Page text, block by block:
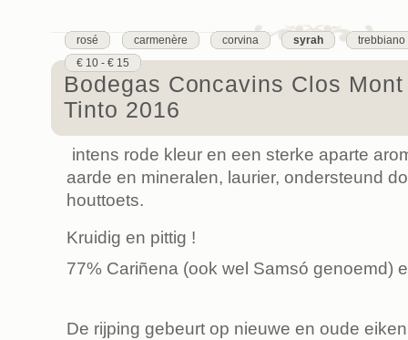
rosé carmenère corvina syrah
trebbiano
€ 10 - € 15
Bodegas Concavins Clos
Tinto 2016
intens rode kleur en een sterke aparte
aarde en mineralen, laurier, ondersteund
houttoets.
Kruidig en pittig !
77% Cariñena (ook wel Samsó genoemd)
De rijping gebeurt op nieuwe en oude